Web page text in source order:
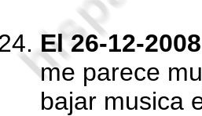
El 26-12-2008
me parece
bajar musica